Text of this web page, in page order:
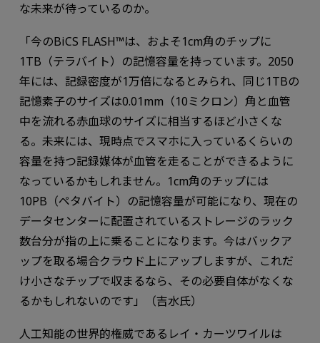
な未来が待っているのか。
「今のBiCS FLASH™は、およそ1cm角のチップに
1TB（テラバイト）の記憶容量を持っています。2050
年には、記録密度が1万倍になるとみられ、同じ1TBの
記憶素子のサイズは0.01mm（10ミクロン）角と血管
中を流れる赤血球のサイズに相当するほど小さくな
る。未来には、現時点でスマホに入っているくらいの
容量を持つ記録媒体が血管を走ることができるように
なっているかもしれません。1cm角のチップには
10PB（ペタバイト）の記憶容量が可能になり、現在の
データセンターに配置されているストレージのラック
数台分が指の上に乗ることになります。今はバックア
ップを取る場合クラウド上にアップしますが、これだ
け小さなチップで収まるなら、その必要自体がなくな
るかもしれないのです」（吉水氏）
人工知能の世界的権威であるレイ・カーツワイルは